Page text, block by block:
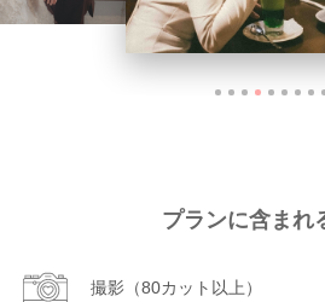
プランに含まれ
撮影（80カット以上）